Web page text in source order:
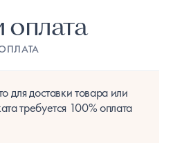
лица
тела
для доставки товара или
требуется 100% оплата